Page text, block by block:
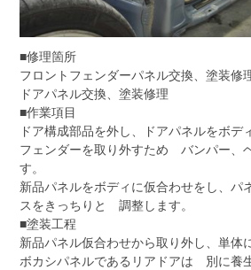
■修理箇所
フロントフェンダーパネル交換、塗装修
ドアパネル交換、塗装修理
■作業項目
ドア構成部品を外し、ドアパネルをボデ
フェンダーを取り外すため バンパー、
す。
新品パネルをボディに仮合わせをし、パ
スをきっちりと 調整します。
■塗装工程
新品パネル仮合わせから取り外し、単体
ボカシパネルであるリアドアは 別に養